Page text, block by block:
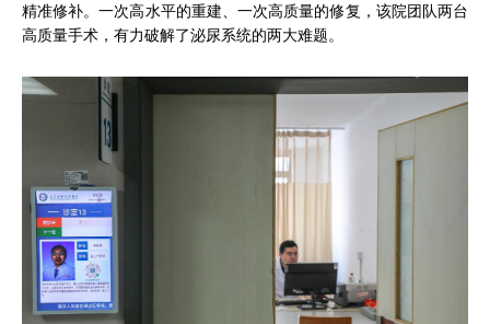
精准修补。一次高水平的重建、一次高质量的修复，该院团队两台
高质量手术，有力破解了泌尿系统的两大难题。